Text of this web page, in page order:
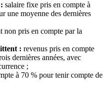
salaire fixe pris en compte à
une moyenne des dernières
non pris en compte par la
: revenus pris en compte
dernières années, avec
;
à 70 % pour tenir compte de